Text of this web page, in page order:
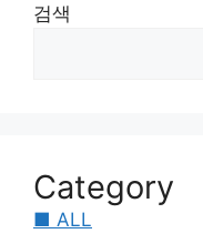
검색
Category
■ ALL